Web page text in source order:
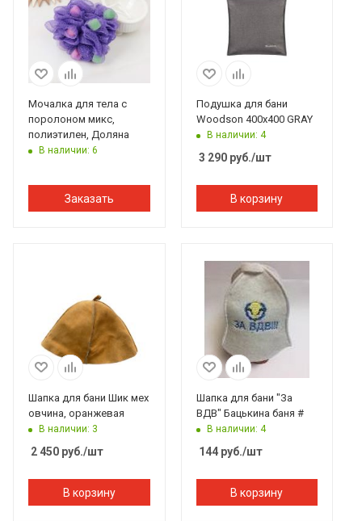
Мочалка для тела с
поролоном микс,
полиэтилен, Доляна
В наличии: 6
Заказать
Подушка для бани
Woodson 400x400 GRAY
В наличии: 4
3 290руб./шт
В корзину
Шапка для бани Шик мех
овчина, оранжевая
В наличии: 3
2 450 руб./шт
В корзину
Шапка для бани "За
ВДВ" Бацькина баня #
В наличии: 4
144руб./шт
В корзину